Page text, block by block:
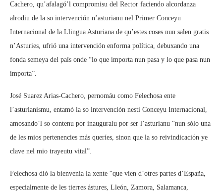
Cachero, qu’afalagó’l compromisu del Rector faciendo alcordanza
alrodiu de la so intervención n’asturianu nel Primer Conceyu
Internacional de la Llingua Asturiana de qu’estes coses nun salen gratis
n’Asturies, ufrió una intervención enforma política, debuxando una
fonda semeya del país onde “lo que importa nun pasa y lo que pasa nun
importa”.
José Suarez Arias-Cachero, pernomáu como Felechosa ente
l’asturianismu, entamó la so intervención nesti Conceyu Internacional,
amosando’l so contenu por inauguralu por ser l’asturianu “nun sólo una
de les mios pertenencies más queríes, sinon que la so reivindicación ye
clave nel mio trayeutu vital”.
Felechosa dió la bienvenía la xente “que vien d’otres partes d’España,
especialmente de les tierres ástures, Lleón, Zamora, Salamanca,